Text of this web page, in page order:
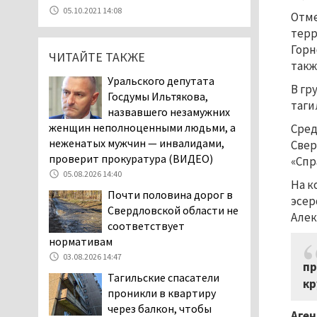
В
На
Екатеринбург подвергся
атаке БПЛА, восемь из
них были сбиты, три
центра
07.08.2026 11:28
Тагильские спасатели
помогли заблудившемуся
в лесу мужчине найти
дорогу домой
Прокуратура
Дзержинского района
Нижнего Тагила
возбудила административное дело в
отсутствия холодной воды
06.08.2026 15:42
05.10.2021 14:08
ЧИТАЙТЕ ТАКЖЕ
Уральского депутата
Госдумы Ильтякова,
назвавшего незамужних
женщин неполноценными людьми, а
неженатых мужчин — инвалидами,
проверит прокуратура (ВИДЕО)
05.08.2026 14:40
Почти половина дорог в
Свердловской области не
соответствует
нормативам
03.08.2026 14:47
Тагильские спасатели
проникли в квартиру
через балкон, чтобы